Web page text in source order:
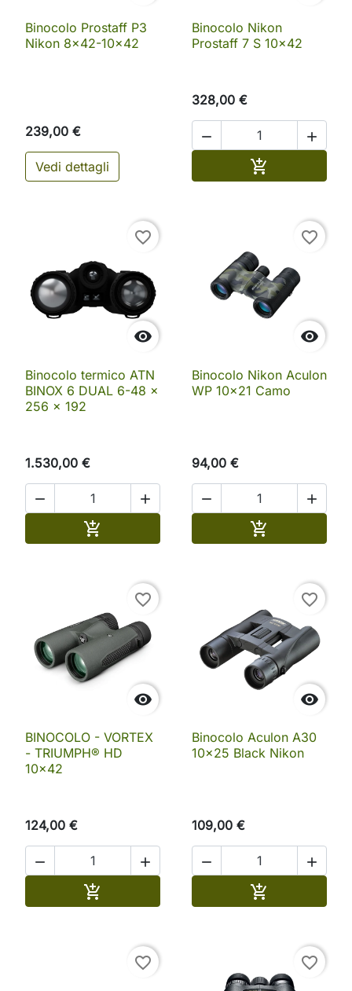
Binocolo Prostaff P3
Nikon 8x42-10x42
239,00 €
Vedi dettagli
Binocolo Nikon
Prostaff 7 S 10x42
328,00 €
 


favorite_border
Binocolo termico ATN
BINOX 6 DUAL 6-48 x
256 x 192
1.530,00 €
 


favorite_border
Binocolo Nikon Aculon
WP 10x21 Camo
94,00 €
 


favorite_border
BINOCOLO - VORTEX
- TRIUMPH® HD
10x42
124,00 €
 


favorite_border
Binocolo Aculon A30
10×25 Black Nikon
109,00 €
 

favorite_border favorite_border